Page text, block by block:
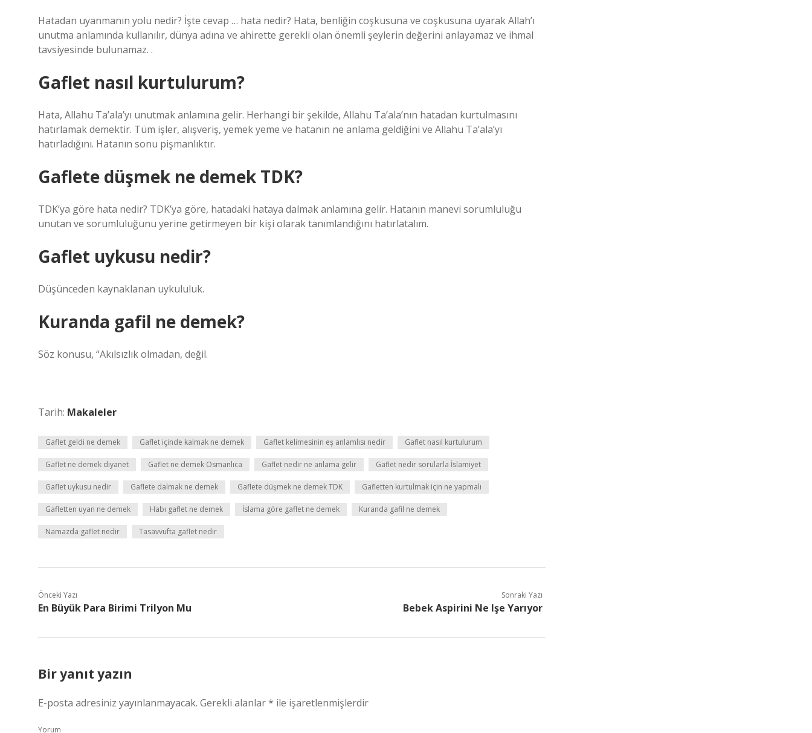
Hatadan uyanmanın yolu nedir? İşte cevap … hata nedir? Hata, benliğin coşkusuna ve coşkusuna uyarak Allah’ı
unutma anlamında kullanılır, dünya adına ve ahirette gerekli olan önemli şeylerin değerini anlayamaz ve ihmal
tavsiyesinde bulunamaz. .
Gaflet nasıl kurtulurum?
Hata, Allahu Ta’ala’yı unutmak anlamına gelir. Herhangi bir şekilde, Allahu Ta’ala’nın hatadan kurtulmasını
hatırlamak demektir. Tüm işler, alışveriş, yemek yeme ve hatanın ne anlama geldiğini ve Allahu Ta’ala’yı
hatırladığını. Hatanın sonu pişmanlıktır.
Gaflete düşmek ne demek TDK?
TDK’ya göre hata nedir? TDK’ya göre, hatadaki hataya dalmak anlamına gelir. Hatanın manevi sorumluluğu
unutan ve sorumluluğunu yerine getirmeyen bir kişi olarak tanımlandığını hatırlatalım.
Gaflet uykusu nedir?
Düşünceden kaynaklanan uykululuk.
Kuranda gafil ne demek?
Söz konusu, “Akılsızlık olmadan, değil.
Tarih: Makaleler
Gaflet geldi ne demek Gaflet içinde kalmak ne demek Gaflet kelimesinin eş anlamlısı nedir Gaflet nasıl kurtulurum
Gaflet ne demek diyanet Gaflet ne demek Osmanlıca Gaflet nedir ne anlama gelir Gaflet nedir sorularla İslamiyet
Gaflet uykusu nedir Gaflete dalmak ne demek Gaflete düşmek ne demek TDK Gafletten kurtulmak için ne yapmalı
Gafletten uyan ne demek Habı gaflet ne demek İslama göre gaflet ne demek Kuranda gafil ne demek
Namazda gaflet nedir Tasavvufta gaflet nedir
Önceki Yazı
En Büyük Para Birimi Trilyon Mu
Sonraki Yazı
Bebek Aspirini Ne Işe Yarıyor
Bir yanıt yazın
E-posta adresiniz yayınlanmayacak. Gerekli alanlar* ile işaretlenmişlerdir
Yorum